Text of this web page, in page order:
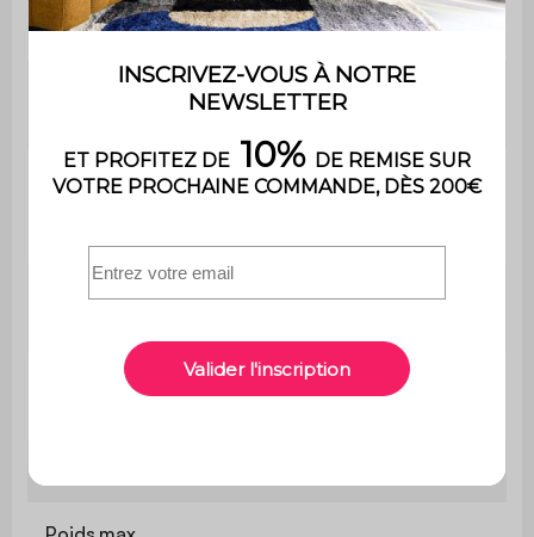
dossier
25kg/m3)
Mousse polyuréthane (densité :
Garnissage
Profondeur
Confort de
Souple